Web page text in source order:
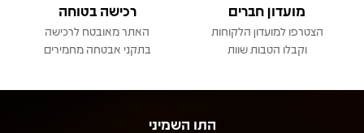
מועדון חברים
הצטרפו למועדון הלקוחות
וקבלו הטבות שוות
רכישה בטוחה
האתר מאובטח לרכישה
בתקני אבטחה מחמירים
התו השמיני